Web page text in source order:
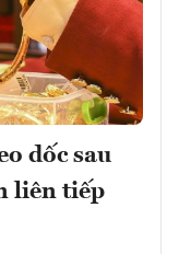
dốc sau
liên tiếp